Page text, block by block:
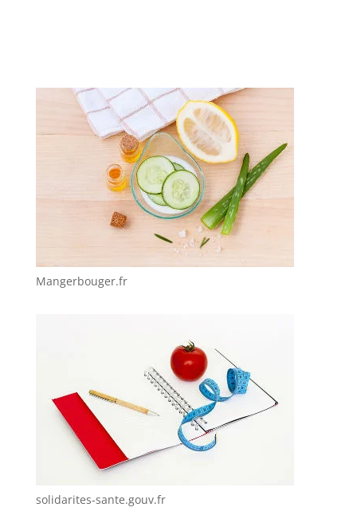
Mangerbouger.fr
solidarites-sante.gouv.fr